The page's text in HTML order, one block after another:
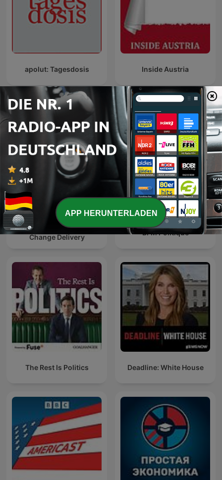
apolut: Tagesdosis Inside Austria
Internationale Regierung-Podcasts
Concerto - Strategy
Change Delivery
BFM Politique
The Rest Is Politics Deadline: White House
APP HERUNTERLADEN